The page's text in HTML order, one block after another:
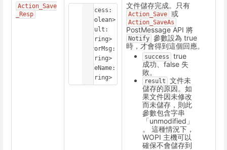
Action_Save
_Resp
success:
<boolean>
result:
<string>
errorMsg:
<string>
fileName:
<string>
文件儲存完成。只有
Action_Save 或
Action_SaveAs
PostMessage API 將
Notify 參數設為 true
時，才會得到這個回應。
success
true
成功、false 失
敗。
result
文件未
儲存的原因。如
果文件因未修改
而未儲存，則此
參數包含字串
「unmodified」
。 這種情況下，
WOPI 主機可以
確保不會儲存到